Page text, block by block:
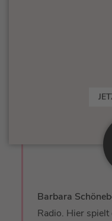
Barbara
Radio. Hier